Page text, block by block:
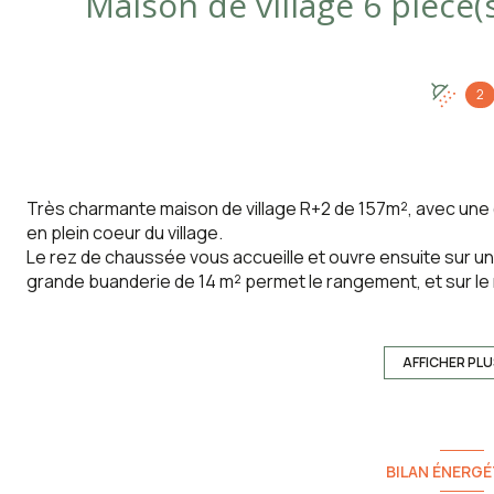
2
Très charmante maison de village R+2 de 157m², avec
en plein coeur du village.
Le rez de chaussée vous accueille et ouvre ensuite sur
grande buanderie de 14 m² permet le rangement, et sur
trouverez une grande chambre romantique de 16,15 m²
cosy de 11,95m², avec en enfilade une chambre
Elle possède également 2 balcons, dont une toute
déssert une salle d'eau, un wc indépendant, puis une
AFFICHER
BILAN